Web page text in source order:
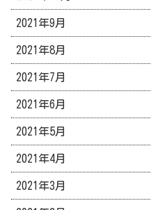
2021年9月
2021年8月
2021年7月
2021年6月
2021年5月
2021年4月
2021年3月